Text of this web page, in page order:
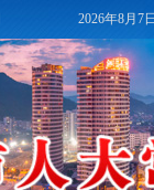
2026年8月7